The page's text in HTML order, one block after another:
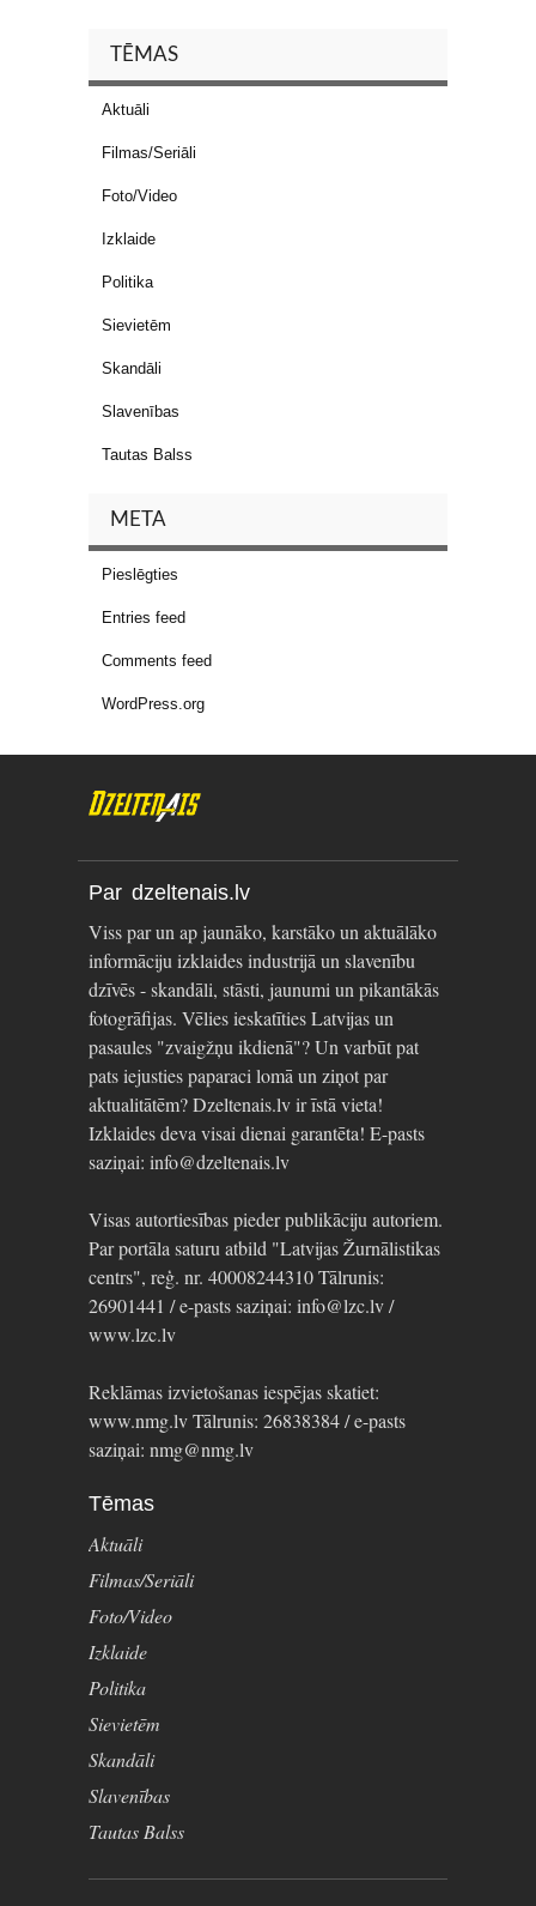
TĒMAS
Aktuāli
Filmas/Seriāli
Foto/Video
Izklaide
Politika
Sievietēm
Skandāli
Slavenības
Tautas Balss
META
Pieslēgties
Entries feed
Comments feed
WordPress.org
Par dzeltenais.lv
Viss par un ap jaunāko, karstāko un aktuālāko
informāciju izklaides industrijā un slavenību
dzīvēs - skandāli, stāsti, jaunumi un pikantākās
fotogrāfijas. Vēlies ieskatīties Latvijas un
pasaules "zvaigžņu ikdienā"? Un varbūt pat
pats iejusties paparaci lomā un ziņot par
aktualitātēm? Dzeltenais.lv ir īstā vieta!
Izklaides deva visai dienai garantēta! E-pasts
saziņai: info@dzeltenais.lv
Visas autortiesības pieder publikāciju autoriem.
Par portāla saturu atbild "Latvijas Žurnālistikas
centrs", reģ. nr. 40008244310 Tālrunis:
26901441 / e-pasts saziņai: info@lzc.lv /
www.lzc.lv
Reklāmas izvietošanas iespējas skatiet:
www.nmg.lv Tālrunis: 26838384 / e-pasts
saziņai: nmg@nmg.lv
Tēmas
Aktuāli
Filmas/Seriāli
Foto/Video
Izklaide
Politika
Sievietēm
Skandāli
Slavenības
Tautas Balss